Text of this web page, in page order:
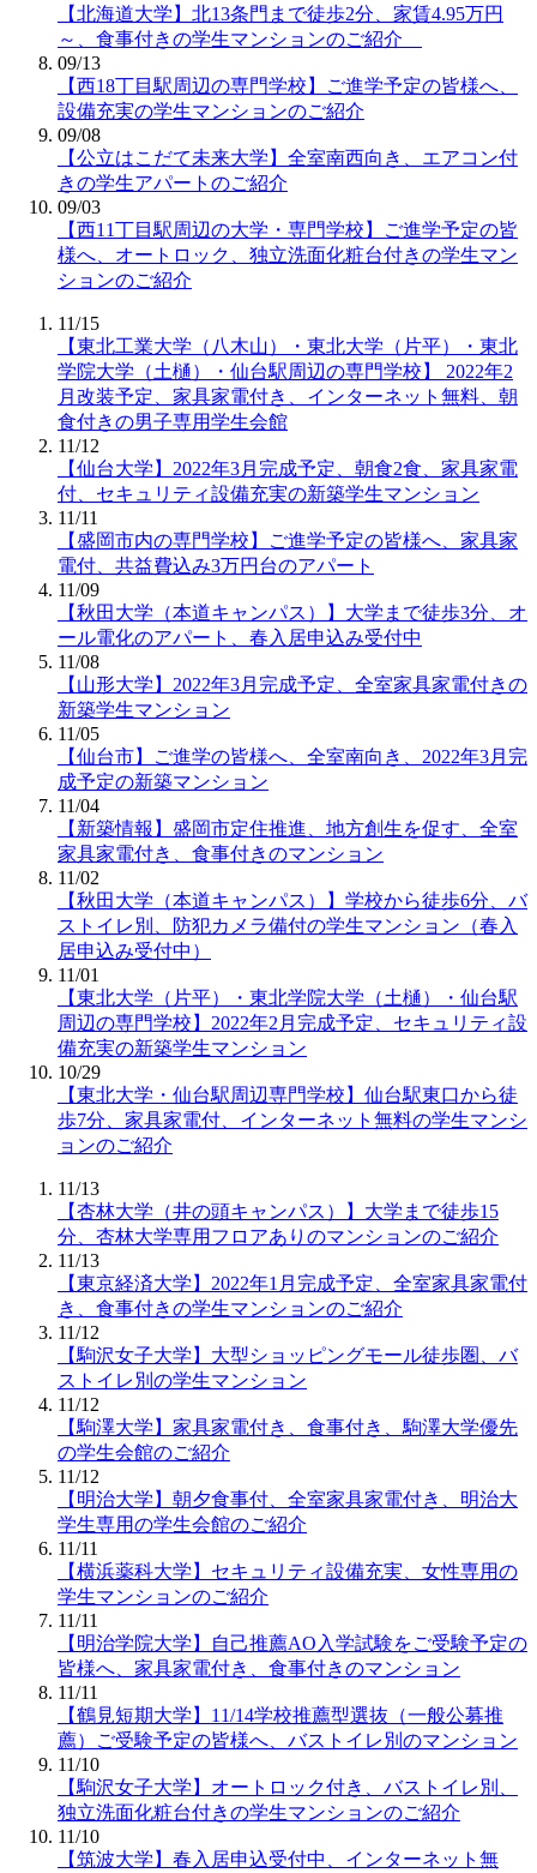
【北海道大学】北13条門まで徒歩2分、家賃4.95万円
～、食事付きの学生マンションのご紹介
09/13
【西18丁目駅周辺の専門学校】ご進学予定の皆様へ、
設備充実の学生マンションのご紹介
09/08
【公立はこだて未来大学】全室南西向き、エアコン付
きの学生アパートのご紹介
09/03
【西11丁目駅周辺の大学・専門学校】ご進学予定の皆
様へ、オートロック、独立洗面化粧台付きの学生マン
ションのご紹介
11/15
【東北工業大学（八木山）・東北大学（片平）・東北
学院大学（土樋）・仙台駅周辺の専門学校】 2022年2
月改装予定、家具家電付き、インターネット無料、朝
食付きの男子専用学生会館
11/12
【仙台大学】2022年3月完成予定、朝食2食、家具家電
付、セキュリティ設備充実の新築学生マンション
11/11
【盛岡市内の専門学校】ご進学予定の皆様へ、家具家
電付、共益費込み3万円台のアパート
11/09
【秋田大学（本道キャンパス）】大学まで徒歩3分、オ
ール電化のアパート、春入居申込み受付中
11/08
【山形大学】2022年3月完成予定、全室家具家電付きの
新築学生マンション
11/05
【仙台市】ご進学の皆様へ、全室南向き、2022年3月完
成予定の新築マンション
11/04
【新築情報】盛岡市定住推進、地方創生を促す、全室
家具家電付き、食事付きのマンション
11/02
【秋田大学（本道キャンパス）】学校から徒歩6分、バ
ストイレ別、防犯カメラ備付の学生マンション（春入
居申込み受付中）
11/01
【東北大学（片平）・東北学院大学（土樋）・仙台駅
周辺の専門学校】2022年2月完成予定、セキュリティ設
備充実の新築学生マンション
10/29
【東北大学・仙台駅周辺専門学校】仙台駅東口から徒
歩7分、家具家電付、インターネット無料の学生マンシ
ョンのご紹介
11/13
【杏林大学（井の頭キャンパス）】大学まで徒歩15
分、杏林大学専用フロアありのマンションのご紹介
11/13
【東京経済大学】2022年1月完成予定、全室家具家電付
き、食事付きの学生マンションのご紹介
11/12
【駒沢女子大学】大型ショッピングモール徒歩圏、バ
ストイレ別の学生マンション
11/12
【駒澤大学】家具家電付き、食事付き、駒澤大学優先
の学生会館のご紹介
11/12
【明治大学】朝夕食事付、全室家具家電付き、明治大
学生専用の学生会館のご紹介
11/11
【横浜薬科大学】セキュリティ設備充実、女性専用の
学生マンションのご紹介
11/11
【明治学院大学】自己推薦AO入学試験をご受験予定の
皆様へ、家具家電付き、食事付きのマンション
11/11
【鶴見短期大学】11/14学校推薦型選抜（一般公募推
薦）ご受験予定の皆様へ、バストイレ別のマンション
11/10
【駒沢女子大学】オートロック付き、バストイレ別、
独立洗面化粧台付きの学生マンションのご紹介
11/10
【筑波大学】春入居申込受付中、インターネット無